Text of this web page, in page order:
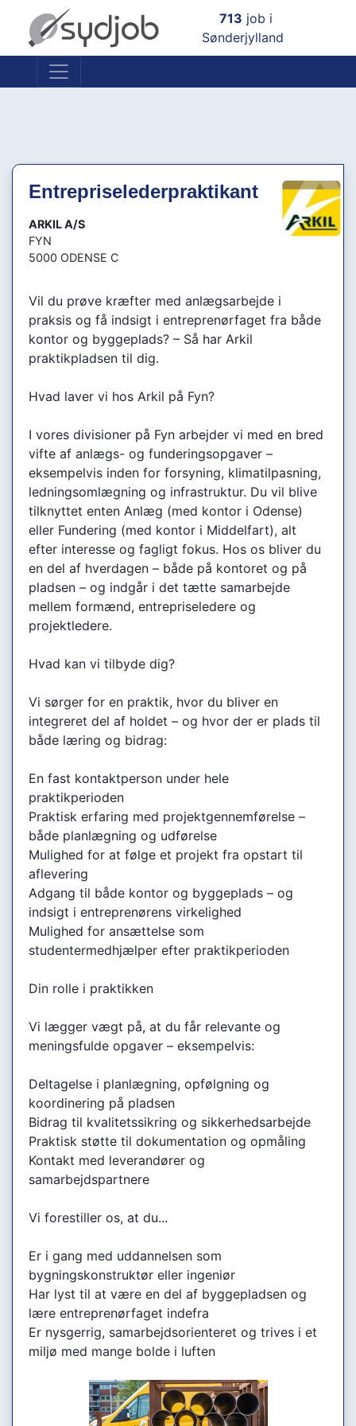
713 job i
Sønderjylland
Entrepriselederpraktikant
ARKIL A/S
FYN
5000 ODENSE C
Vil du prøve kræfter med anlægsarbejde i
praksis og få indsigt i entreprenørfaget fra både
kontor og byggeplads? – Så har Arkil
praktikpladsen til dig.
Hvad laver vi hos Arkil på Fyn?
I vores divisioner på Fyn arbejder vi med en bred
vifte af anlægs- og funderingsopgaver –
eksempelvis inden for forsyning, klimatilpasning,
ledningsomlægning og infrastruktur. Du vil blive
tilknyttet enten Anlæg (med kontor i Odense)
eller Fundering (med kontor i Middelfart), alt
efter interesse og fagligt fokus. Hos os bliver du
en del af hverdagen – både på kontoret og på
pladsen – og indgår i det tætte samarbejde
mellem formænd, entrepriseledere og
projektledere.
Hvad kan vi tilbyde dig?
Vi sørger for en praktik, hvor du bliver en
integreret del af holdet – og hvor der er plads til
både læring og bidrag:
En fast kontaktperson under hele
praktikperioden
Praktisk erfaring med projektgennemførelse –
både planlægning og udførelse
Mulighed for at følge et projekt fra opstart til
aflevering
Adgang til både kontor og byggeplads – og
indsigt i entreprenørens virkelighed
Mulighed for ansættelse som
studentermedhjælper efter praktikperioden
Din rolle i praktikken
Vi lægger vægt på, at du får relevante og
meningsfulde opgaver – eksempelvis:
Deltagelse i planlægning, opfølgning og
koordinering på pladsen
Bidrag til kvalitetssikring og sikkerhedsarbejde
Praktisk støtte til dokumentation og opmåling
Kontakt med leverandører og
samarbejdspartnere
Vi forestiller os, at du...
Er i gang med uddannelsen som
bygningskonstruktør eller ingeniør
Har lyst til at være en del af byggepladsen og
lære entreprenørfaget indefra
Er nysgerrig, samarbejdsorienteret og trives i et
miljø med mange bolde i luften